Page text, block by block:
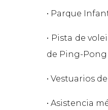
• Parque
• Pista de
de Ping-Pong
• Vestuarios
• Asistencia